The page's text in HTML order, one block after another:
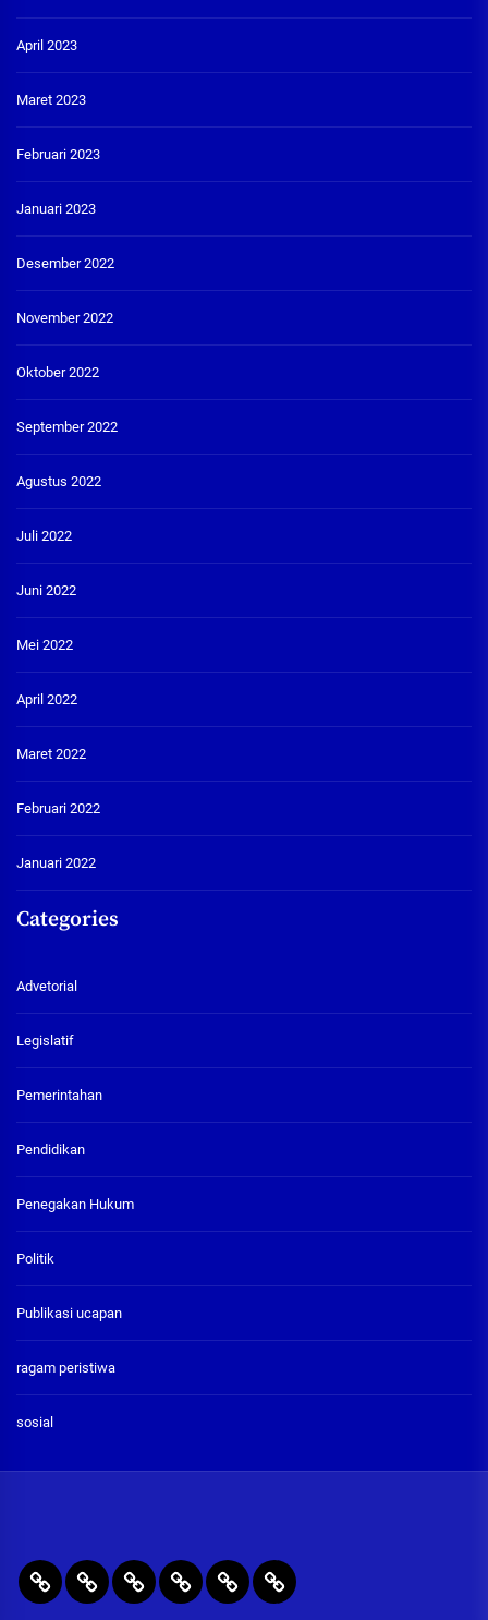
April 2023
Maret 2023
Februari 2023
Januari 2023
Desember 2022
November 2022
Oktober 2022
September 2022
Agustus 2022
Juli 2022
Juni 2022
Mei 2022
April 2022
Maret 2022
Februari 2022
Januari 2022
Categories
Advetorial
Legislatif
Pemerintahan
Pendidikan
Penegakan Hukum
Politik
Publikasi ucapan
ragam peristiwa
sosial
BERITA RAGAM PENEGAKANPENDIDIKAN
PublikasiADVETORIAL